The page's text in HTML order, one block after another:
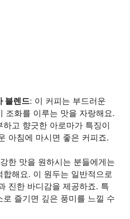
블렌드: 이 커피는 부드러운
조화를 이루는 맛을 자랑해요.
하고 향긋한 아로마가 특징이
아침에 마시면 좋은 커피죠.
한 맛을 원하시는 분들에게는
합해요. 이 원두는 일반적으로
진한 바디감을 제공하죠. 특
로 즐기면 깊은 풍미를 느낄 수